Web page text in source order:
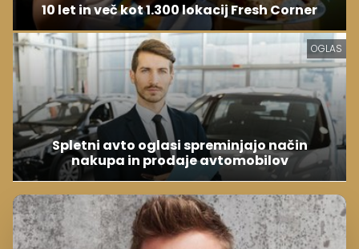
10 let in več kot 1.300 lokacij Fresh Corner
OGLAS
Spletni avto oglasi spreminjajo način
nakupa in prodaje avtomobilov